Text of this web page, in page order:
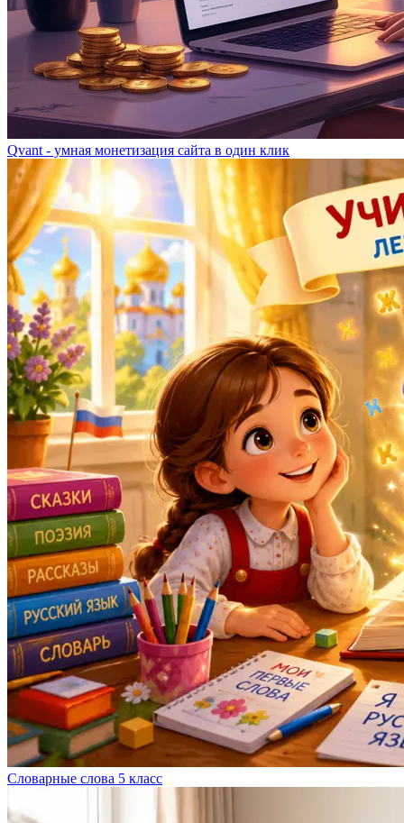
Qvant - умная монетизация сайта в один клик
Словарные слова 5 класс